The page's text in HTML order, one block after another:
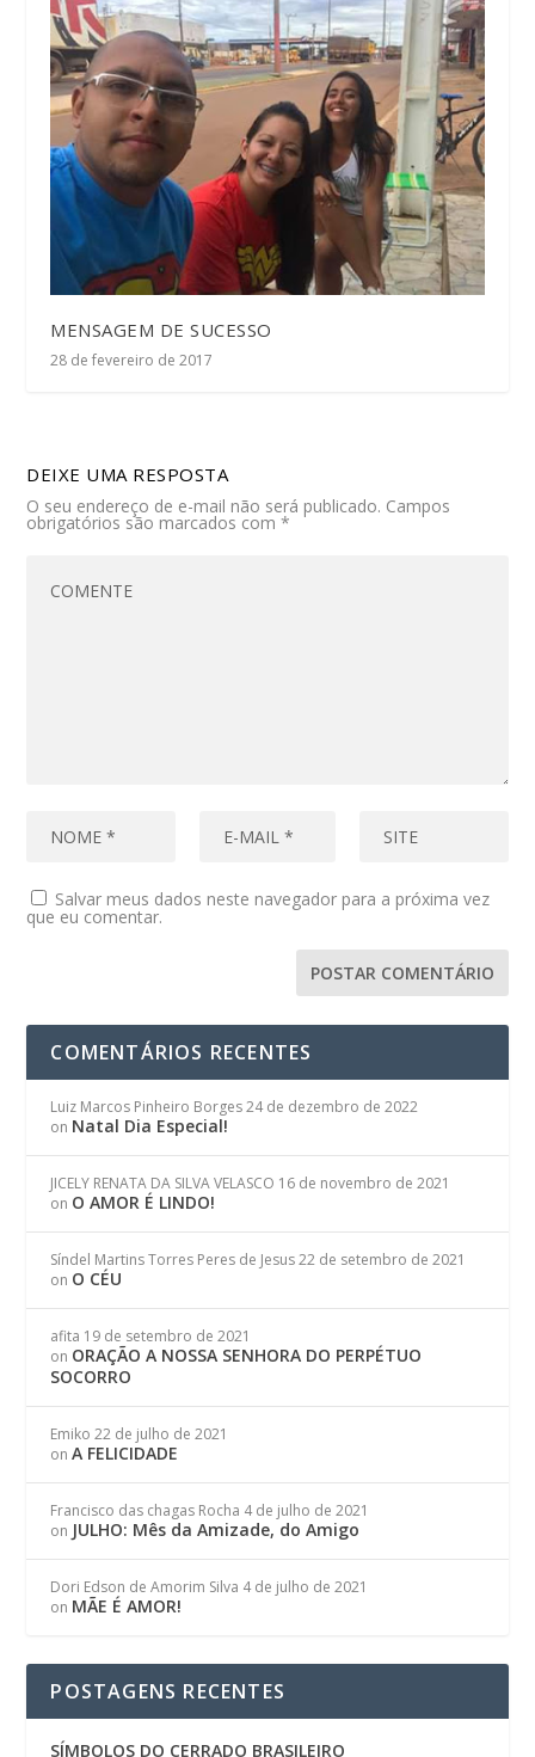
MENSAGEM DE SUCESSO
28 de fevereiro de 2017
DEIXE UMA RESPOSTA
O seu endereço de e-mail não será publicado. Campos
obrigatórios são marcados com*
Salvar meus dados neste navegador para a próxima vez
que eu comentar.
COMENTÁRIOS RECENTES
Luiz Marcos Pinheiro Borges 24 de dezembro de 2022
on Natal Dia Especial!
JICELY RENATA DA SILVA VELASCO 16 de novembro de 2021
on O AMOR É LINDO!
Síndel Martins Torres Peres de Jesus 22 de setembro de 2021
on O CÉU
afita 19 de setembro de 2021
on ORAÇÃO A NOSSA SENHORA DO PERPÉTUO
SOCORRO
Emiko 22 de julho de 2021
onA FELICIDADE
Francisco das chagas Rocha 4 de julho de 2021
on JULHO: Mês da Amizade, do Amigo
Dori Edson de Amorim Silva 4 de julho de 2021
on MÃE É AMOR!
POSTAGENS RECENTES
SÍMBOLOS DO CERRADO BRASILEIRO